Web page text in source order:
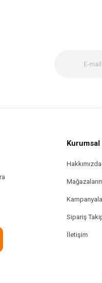
olmalı.
Kurumsal
Hakkımızda
Sipariş
İletişim